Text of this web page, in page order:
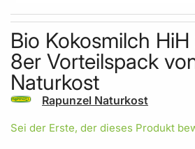
Skip to the beginning of the images
Bio Kokosmilch
8er Vorteilspack
Naturkost
Rapunzel Naturkost
Sei der Erste, der dieses Produkt